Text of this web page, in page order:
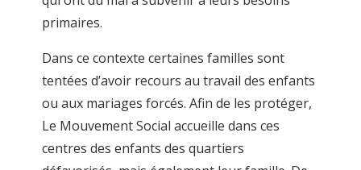
primaires.
Dans ce contexte certaines familles sont
tentées d’avoir recours au travail des enfants
ou aux mariages forcés. Afin de les protéger,
Le Mouvement Social accueille dans ces
centres des enfants des quartiers